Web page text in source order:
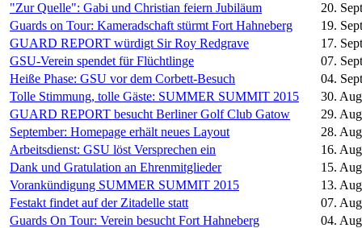
"Zur Quelle": Gabi und Christian feiern Jubiläum
20.
Guards on Tour: Kameradschaft stürmt Fort Hahneberg
19.
GUARD REPORT würdigt Sir Roy Redgrave
17.
GSU-Verein spendet für Flüchtlinge
07.
Heiße Phase: GSU vor dem Corbett-Besuch
04.
Tolle Stimmung, tolle Gäste: SUMMER SUMMIT 2015
30.
GUARD REPORT besucht Berliner Golf Club Gatow
29.
September: Homepage erhält neues Layout
28.
Arbeitsdienst: GSU löst Versprechen ein
16.
Dank und Gratulation an Ehrenmitglieder
15.
Vorankündigung SUMMER SUMMIT 2015
13.
Festakt findet auf der Zitadelle statt
07.
Guards On Tour: Verein besucht Fort Hahneberg
04.